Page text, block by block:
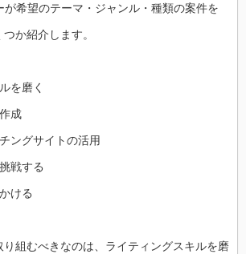
が希望のテーマ・ジャンル・種類の案件を
か紹介します。
を磨く
成
ングサイトの活用
戦する
ける
組むべきなのは、ライティングスキルを磨